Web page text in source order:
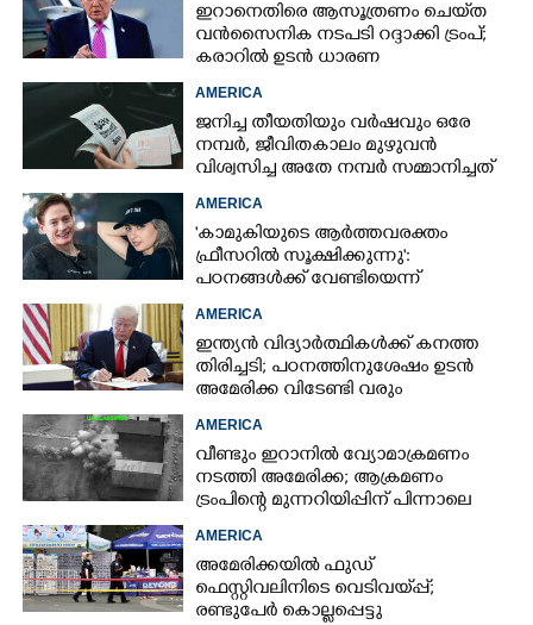
ഇറാനെതിരെ ആസൂത്രണം ചെയ്‌ത
വൻസൈനിക നടപടി റദ്ദാക്കി ട്രംപ്;
കരാറിൽ ഉടൻ ധാരണ
AMERICA
ജനിച്ച തീയതിയും വർഷവും ഒരേ
നമ്പർ, ജീവിതകാലം മുഴുവൻ
വിശ്വസിച്ച അതേ നമ്പർ സമ്മാനിച്ചത്
AMERICA
'കാമുകിയുടെ ആർത്തവരക്തം
ഫ്രീസറിൽ സൂക്ഷിക്കുന്നു':
പഠനങ്ങൾക്ക് വേണ്ടിയെന്ന്
ജോൺസന്റെ പോസ്റ്റ്
AMERICA
ഇന്ത്യൻ വിദ്യാർത്ഥികൾക്ക് കനത്ത
തിരിച്ചടി; പഠനത്തിനുശേഷം ഉടൻ
അമേരിക്ക വിടേണ്ടി വരും
AMERICA
വീണ്ടും ഇറാനിൽ വ്യോമാക്രമണം
നടത്തി അമേരിക്ക; ആക്രമണം
ട്രംപിന്റെ മുന്നറിയിപ്പിന് പിന്നാലെ
AMERICA
അമേരിക്കയിൽ ഫുഡ്
ഫെസ്റ്റിവലിനിടെ വെടിവയ്‌പ്പ്;
രണ്ടുപേർ കൊല്ലപ്പെട്ടു